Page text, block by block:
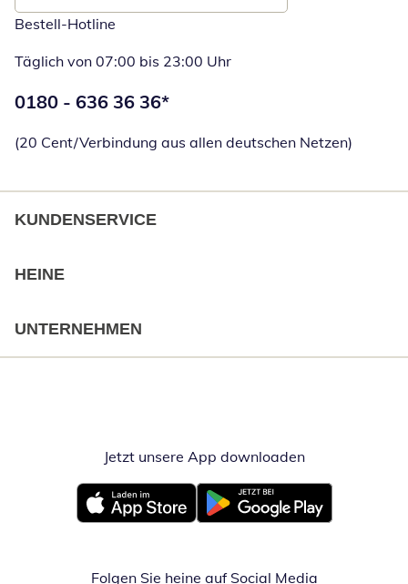
Bestell-Hotline
Täglich von 07:00 bis 23:00 Uhr
Telefonnummer:
0180 - 636 36 36*
(20 Cent/Verbindung aus allen deutschen Netzen)
KUNDENSERVICE
HEINE
UNTERNEHMEN
Jetzt unsere App downloadenÖffnet in
Öffnet in neuem FensterÖffnet in neuem Fenster
Folgen Sie heine auf Social Media